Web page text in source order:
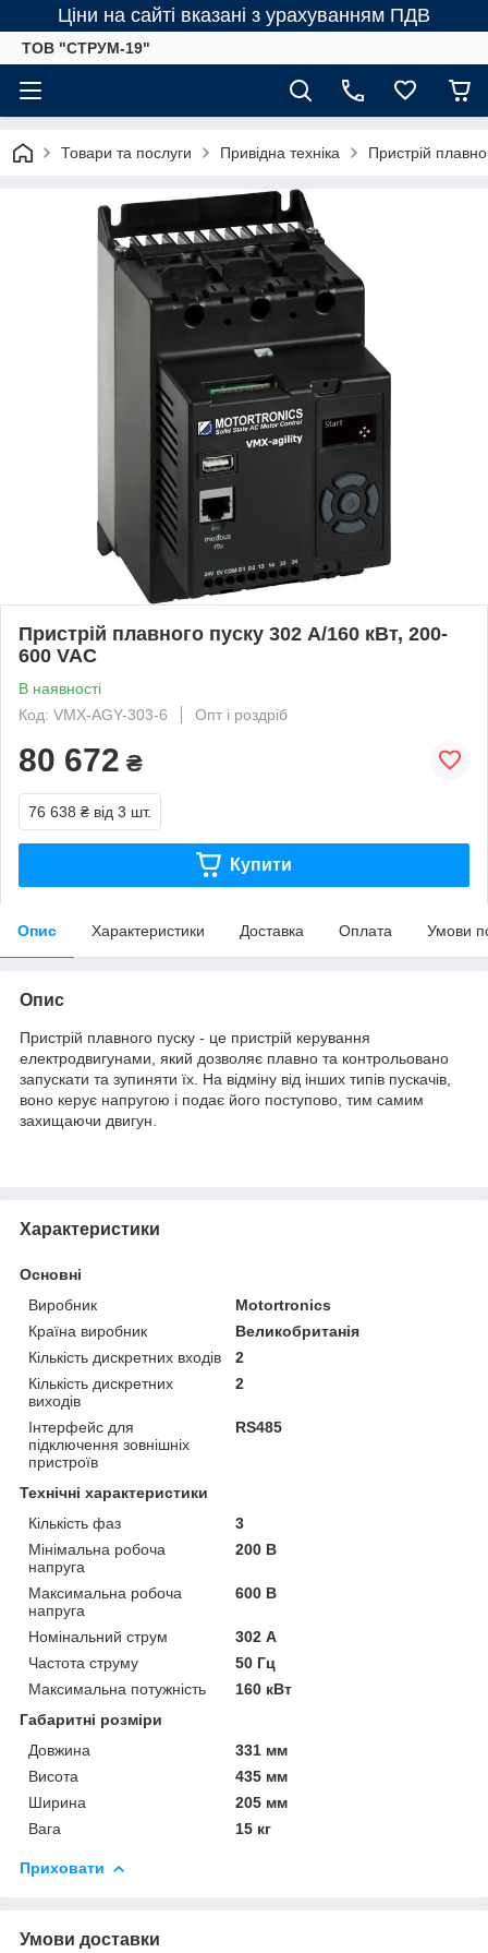
Ціни на сайті вказані з урахуванням ПДВ
ТОВ "СТРУМ-19"
Товари та послуги Привідна техніка Пристрій
Пристрій плавного пуску 302 А/160 кВт, 200-
600 VAC
В наявності
Код: VMX-AGY-303-6
Опт і роздріб
80 672 ₴
76 638 ₴ від 3 шт.
Купити
Опис Характеристики Доставка Оплата Умови
Опис
Пристрій плавного пуску - це пристрій керування
електродвигунами, який дозволяє плавно та контрольовано
запускати та зупиняти їх. На відміну від інших типів пускачів,
воно керує напругою і подає його поступово, тим самим
захищаючи двигун.
Характеристики
Основні
Виробник
Motortronics
Країна виробник
Великобританія
Кількість дискретних входів
2
Кількість дискретних
виходів
2
Інтерфейс для
підключення зовнішніх
пристроїв
RS485
Технічні характеристики
Кількість фаз
3
Мінімальна робоча
напруга
200 В
Максимальна робоча
напруга
600 В
Номінальний струм
302 А
Частота струму
50 Гц
Максимальна потужність
160 кВт
Габаритні розміри
Довжина
331 мм
Висота
435 мм
Ширина
205 мм
Вага
15 кг
Приховати
Умови доставки